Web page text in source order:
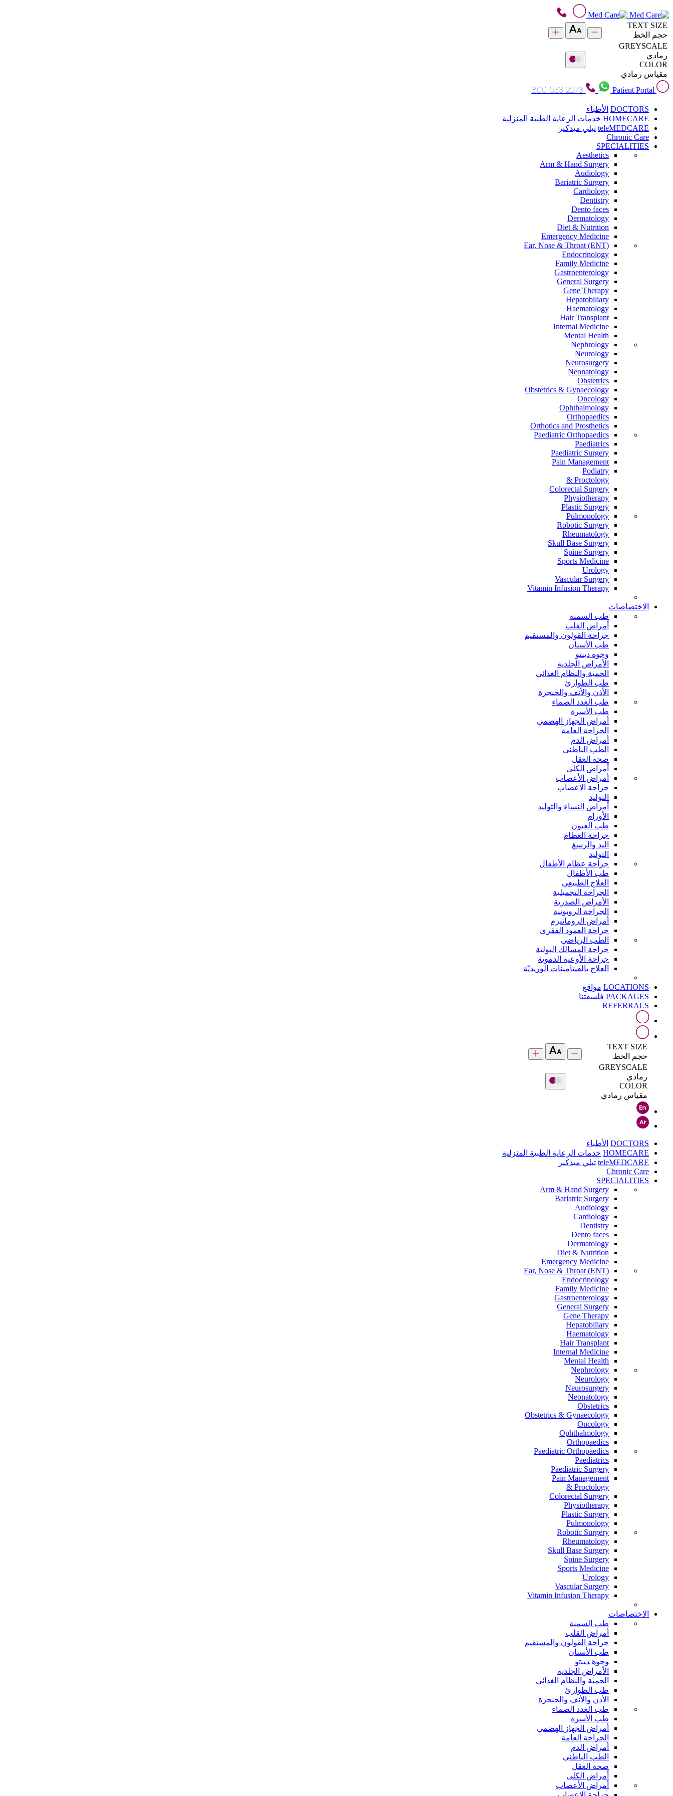
TEXT SIZE
حجم الخط
GREYSCALE
رمادي
COLOR
مقياس رمادي
Patient Portal
800 633 2273
DOCTORS الأطباء
HOMECARE خدمات الرعاية الطبية المنزلية
teleMEDCARE تيلي ميدكير
Chronic Care
SPECIALITIES
Aesthetics
Arm & Hand Surgery
Audiology
Bariatric Surgery
Cardiology
Dentistry
Dento faces
Dermatology
Diet & Nutrition
Emergency Medicine
Ear, Nose & Throat (ENT)
Endocrinology
Family Medicine
Gastroenterology
General Surgery
Gene Therapy
Hepatobiliary
Haematology
Hair Transplant
Internal Medicine
Mental Health
Nephrology
Neurology
Neurosurgery
Neonatology
Obstetrics
Obstetrics & Gynaecology
Oncology
Ophthalmology
Orthopaedics
Orthotics and Prosthetics
Paediatric Orthopaedics
Paediatrics
Paediatric Surgery
Pain Management
Podiatry
Proctology &
Colorectal Surgery
Physiotherapy
Plastic Surgery
Pulmonology
Robotic Surgery
Rheumatology
Skull Base Surgery
Spine Surgery
Sports Medicine
Urology
Vascular Surgery
Vitamin Infusion Therapy
الاختصاصات
طب السمنة
أمراض القلب
جراحة القولون والمستقيم
طب الأسنان
وجوه دينتو
الأمراض الجلدية
الحمية والنظام الغذائي
طب الطوارئ
الأذن والأنف والحنجرة
طب الغدد الصماء
طب الأسرة
أمراض الجهاز الهضمي
الجراحة العامة
أمراض الدم
الطب الباطني
صحة العقل
أمراض الكلى
أمراض الأعصاب
جراحة الاعصاب
التوليد
أمراض النساء والتوليد
الأورام
طب العيون
جراحة العظام
اليد والرسغ
التوليد
جراحة عظام الأطفال
طب الأطفال
العلاج الطبيعي
الجراحة التجميلية
الأمراض الصدرية
الجراحة الروبوتية
أمراض الروماتيزم
جراحة العمود الفقري
الطب الرياضي
جراحة المسالك البولية
جراحة الأوعية الدموية
العلاج بالفيتامينات الوريديّة
LOCATIONS مواقع
PACKAGES فلسفتنا
REFERRALS
TEXT SIZE
حجم الخط
GREYSCALE
رمادي
COLOR
مقياس رمادي
DOCTORS الأطباء
HOMECARE خدمات الرعاية الطبية المنزلية
teleMEDCARE تيلي ميدكير
Chronic Care
SPECIALITIES
Arm & Hand Surgery
Bariatric Surgery
Audiology
Cardiology
Dentistry
Dento faces
Dermatology
Diet & Nutrition
Emergency Medicine
Ear, Nose & Throat (ENT)
Endocrinology
Family Medicine
Gastroenterology
General Surgery
Gene Therapy
Hepatobiliary
Haematology
Hair Transplant
Internal Medicine
Mental Health
Nephrology
Neurology
Neurosurgery
Neonatology
Obstetrics
Obstetrics & Gynaecology
Oncology
Ophthalmology
Orthopaedics
Paediatric Orthopaedics
Paediatrics
Paediatric Surgery
Pain Management
Proctology &
Colorectal Surgery
Physiotherapy
Plastic Surgery
Pulmonology
Robotic Surgery
Rheumatology
Skull Base Surgery
Spine Surgery
Sports Medicine
Urology
Vascular Surgery
Vitamin Infusion Therapy
الاختصاصات
طب السمنة
أمراض القلب
جراحة القولون والمستقيم
طب الأسنان
ﻮﺟﻮﻫ ﺪﻴﻨﺗﻭ
الأمراض الجلدية
الحمية والنظام الغذائي
طب الطوارئ
الأذن والأنف والحنجرة
طب الغدد الصماء
طب الأسرة
أمراض الجهاز الهضمي
الجراحة العامة
أمراض الدم
الطب الباطني
صحة العقل
أمراض الكلى
أمراض الأعصاب